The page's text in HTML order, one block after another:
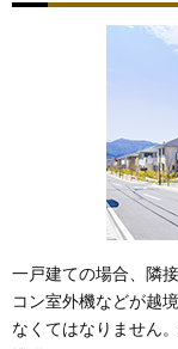
一戸建ての場合、隣
コン室外機などが越
なくてはなりません